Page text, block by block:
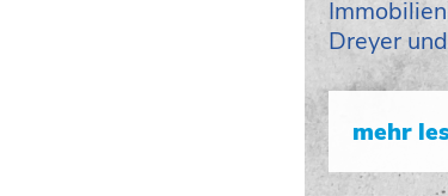
Dreyer
mehr